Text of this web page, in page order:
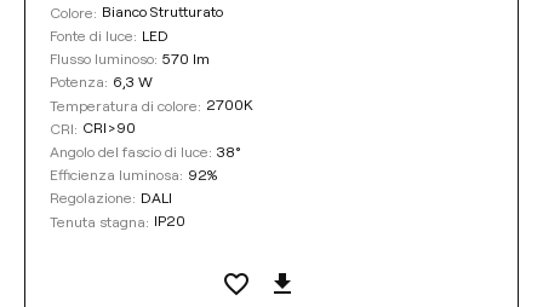
Colore: Bianco Strutturato
Fonte di luce: LED
Flusso luminoso: 570 lm
Potenza: 6,3 W
Temperatura di colore: 2700K
CRI: CRI>90
Angolo del fascio di luce: 38°
Efficienza luminosa: 92%
Regolazione: DALI
Tenuta stagna: IP20